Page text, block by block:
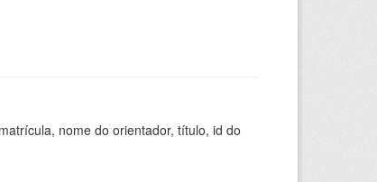
nome do orientador, título, id do